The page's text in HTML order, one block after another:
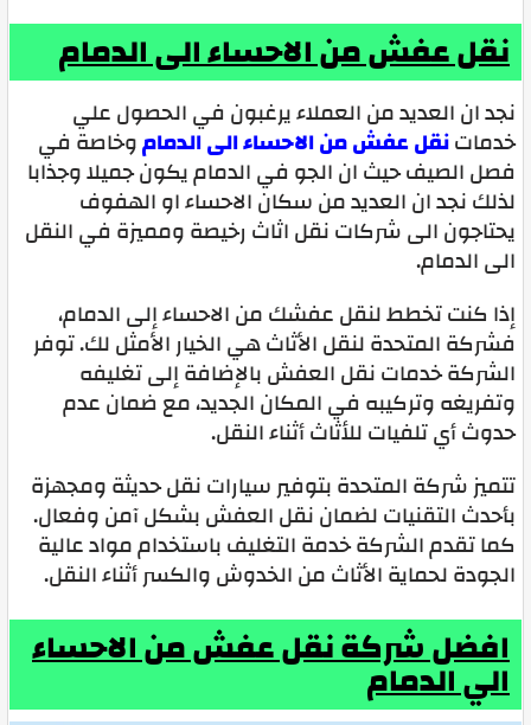
نقل عفش من الاحساء الى الدمام
نجد ان العديد من العملاء يرغبون في الحصول علي
خدماتنقل عفش من الاحساء الى الدماموخاصة في
فصل الصيف حيث ان الجو في الدمام يكون جميلا وجذابا
لذلك نجد ان العديد من سكان الاحساء او الهفوف
يحتاجون الى شركات نقل اثاث رخيصة ومميزة في النقل
الى الدمام.
إذا كنت تخطط لنقل عفشك من الاحساء إلى الدمام،
فشركة المتحدة لنقل الأثاث هي الخيار الأمثل لك. توفر
الشركة خدمات نقل العفش بالإضافة إلى تغليفه
وتفريغه وتركيبه في المكان الجديد، مع ضمان عدم
حدوث أي تلفيات للأثاث أثناء النقل.
تتميز شركة المتحدة بتوفير سيارات نقل حديثة ومجهزة
بأحدث التقنيات لضمان نقل العفش بشكل آمن وفعال.
كما تقدم الشركة خدمة التغليف باستخدام مواد عالية
الجودة لحماية الأثاث من الخدوش والكسر أثناء النقل.
افضل شركة نقل عفش من الاحساء
الي الدمام